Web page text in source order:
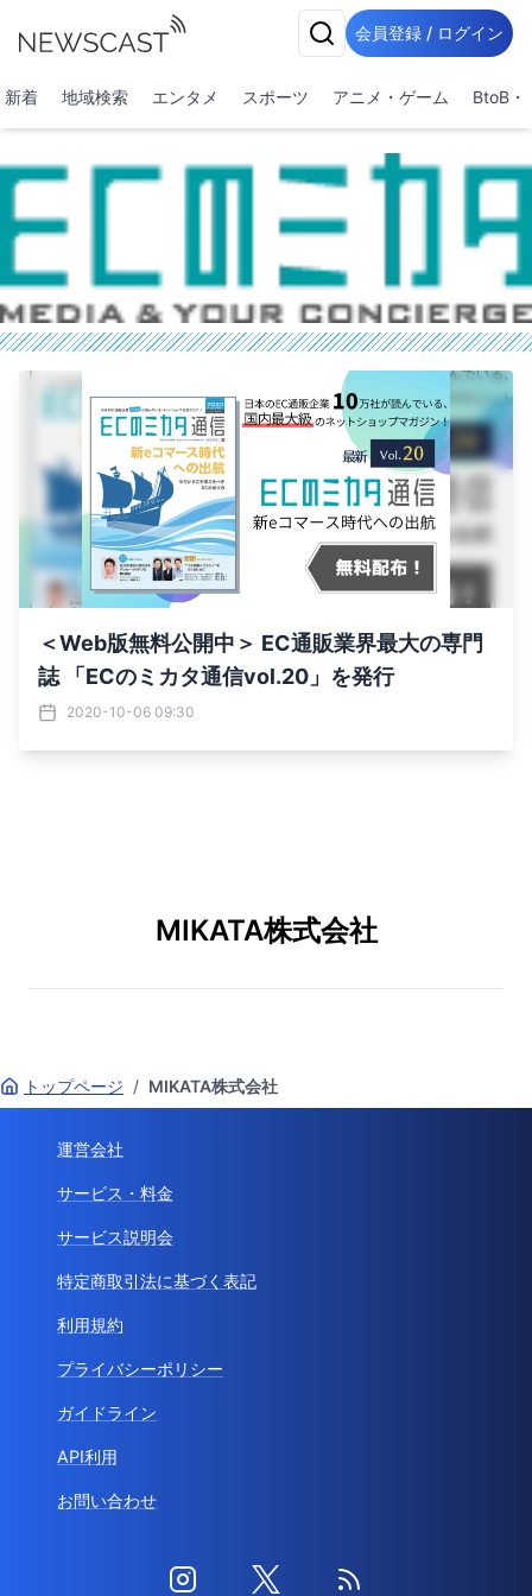
会員登録 / ログイン
新着 地域検索 エンタメ スポーツ アニメ・ゲーム BtoB・
＜Web版無料公開中＞ EC通販業界最大の専門
誌 「ECのミカタ通信vol.20」を発行
2020-10-06 09:30
MIKATA株式会社
トップページ / MIKATA株式会社
運営会社
サービス・料金
サービス説明会
特定商取引法に基づく表記
利用規約
プライバシーポリシー
ガイドライン
API利用
お問い合わせ